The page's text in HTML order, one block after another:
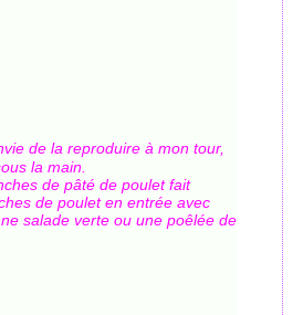
de la reproduire à mon tour,
la main.
de pâté de poulet fait
de poulet en entrée avec
salade verte ou une poêlée de